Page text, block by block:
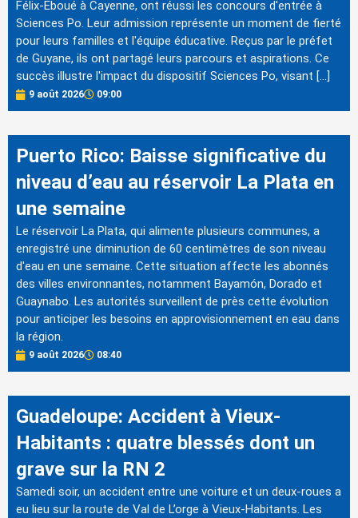
Félix-Eboué à Cayenne, ont réussi les concours d'entrée à
Sciences Po. Leur admission représente un moment de fierté
pour leurs familles et l'équipe éducative. Reçus par le préfet
de Guyane, ils ont partagé leurs parcours et aspirations. Ce
succès illustre l'impact du dispositif Sciences Po, visant […]
9 août 2026 09:00
Puerto Rico: Baisse significative du
niveau d’eau au réservoir La Plata en
une semaine
Le réservoir La Plata, qui alimente plusieurs communes, a
enregistré une diminution de 60 centimètres de son niveau
d'eau en une semaine. Cette situation affecte les abonnés
des villes environnantes, notamment Bayamón, Dorado et
Guaynabo. Les autorités surveillent de près cette évolution
pour anticiper les besoins en approvisionnement en eau dans
la région.
9 août 2026 08:40
Guadeloupe: Accident à Vieux-
Habitants : quatre blessés dont un
grave sur la RN 2
Samedi soir, un accident entre une voiture et un deux-roues a
eu lieu sur la route de Val de L’orge à Vieux-Habitants. Les